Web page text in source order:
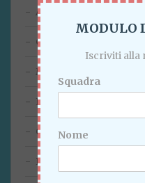
Agosto 2024
Giugno 2024
Marzo 2024
Febbraio 2024
Gennaio 2024
Dicembre 2023
MODULO
Iscriviti alla
Squadra
Nome